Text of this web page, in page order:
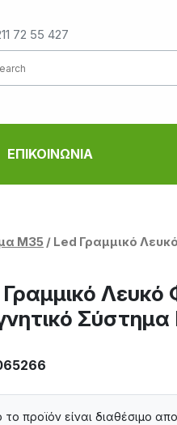
72 55 427
ΕΠΙΚΟΙΝΩΝΙΑ
Μ35 / Led Γραμμικό
Λευκό
το προϊόν είναι διαθέσιμο